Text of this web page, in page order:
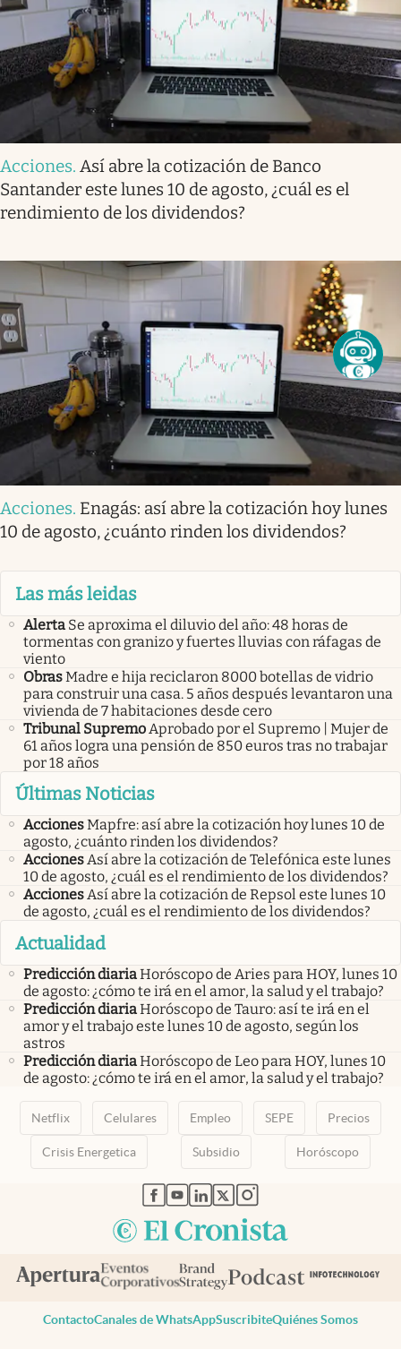
Acciones. Así abre la cotización de Banco
Santander este lunes 10 de agosto, ¿cuál es el
rendimiento de los dividendos?
Acciones. Enagás: así abre la cotización hoy lunes
10 de agosto, ¿cuánto rinden los dividendos?
Las más leidas
Alerta Se aproxima el diluvio del año: 48 horas de
tormentas con granizo y fuertes lluvias con ráfagas de
viento
ObrasMadre e hija reciclaron 8000 botellas de vidrio
para construir una casa. 5 años después levantaron una
vivienda de 7 habitaciones desde cero
Tribunal SupremoAprobado por el Supremo | Mujer de
61 años logra una pensión de 850 euros tras no trabajar
por 18 años
Últimas Noticias
AccionesMapfre: así abre la cotización hoy lunes 10 de
agosto, ¿cuánto rinden los dividendos?
AccionesAsí abre la cotización de Telefónica este lunes
10 de agosto, ¿cuál es el rendimiento de los dividendos?
AccionesAsí abre la cotización de Repsol este lunes 10
de agosto, ¿cuál es el rendimiento de los dividendos?
Actualidad
Predicción diariaHoróscopo de Aries para HOY, lunes 10
de agosto: ¿cómo te irá en el amor, la salud y el trabajo?
Predicción diariaHoróscopo de Tauro: así te irá en el
amor y el trabajo este lunes 10 de agosto, según los
astros
Predicción diariaHoróscopo de Leo para HOY, lunes 10
de agosto: ¿cómo te irá en el amor, la salud y el trabajo?
Netflix Celulares Empleo SEPE Precios
Crisis Energetica Subsidio Horóscopo
abre en nueva pestaña
abre en nueva pestaña
abre en nueva pestaña
abre en nueva pestaña
abre en nueva pestaña
ContactoCanales de WhatsAppSuscribiteQuiénes Somos